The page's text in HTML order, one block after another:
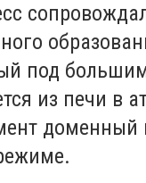
под
из печи в
доменный